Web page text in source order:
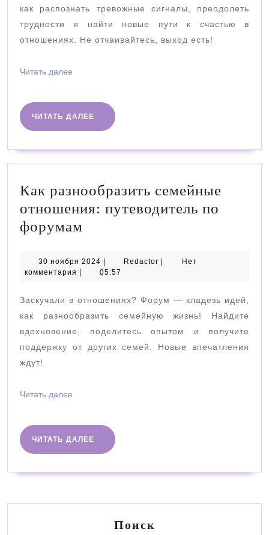
это
как распознать тревожные сигналы, преодолеть
трудности и найти новые пути к счастью в
отношениях. Не отчаивайтесь, выход есть!
Читать далее
ЧИТАТЬ ДАЛЕЕ
ЧИТАТЬ
ДАЛЕЕ
Как разнообразить семейные
отношения: путеводитель по
форумам
семейные
отношения:
путеводитель
по
форумам
30 ноября 2024 30
ноября
| Redactor Redactor
|
Нет
комментария | 05:57
Заскучали в отношениях? Форум — кладезь идей,
как разнообразить семейную жизнь! Найдите
вдохновение, поделитесь опытом и получите
поддержку от других семей. Новые впечатления
ждут!
Читать далее
ЧИТАТЬ ДАЛЕЕ
ЧИТАТЬ
ДАЛЕЕ
Поиск